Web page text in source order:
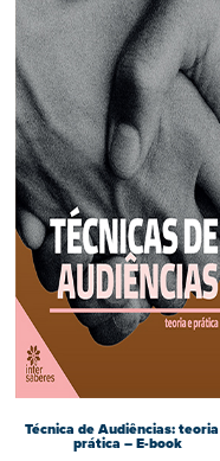
Técnica de Audiências:
prática – E-book